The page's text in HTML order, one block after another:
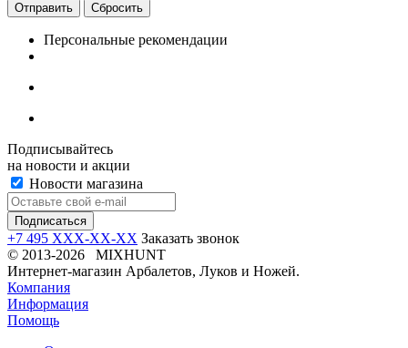
Отправить Сбросить
Персональные рекомендации
Подписывайтесь
на новости и акции
Новости магазина
+7 495 XXX-XX-XX Заказать звонок
© 2013-2026 MIXHUNT
Интернет-магазин Арбалетов, Луков и Ножей.
Компания
Информация
Помощь